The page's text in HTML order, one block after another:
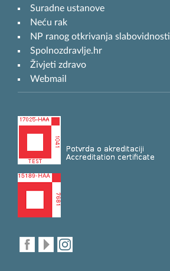
Suradne ustanove
Neću rak
NP ranog otkrivanja slabovidnosti
Spolnozdravlje.hr
Živjeti zdravo
Webmail